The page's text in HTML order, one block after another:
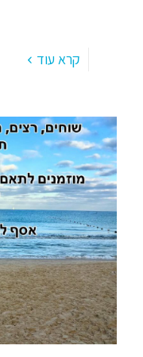
קרא עוד